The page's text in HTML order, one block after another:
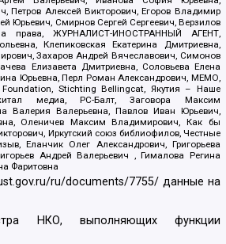
Петров Алексей Викторович, Егоров Владимир
Юрьевич, Смирнов Сергей Сергеевич, Верзилов
права, ЖУРНАЛИСТ-ИНОСТРАННЫЙ АГЕНТ,
Клепиковская Екатерина Дмитриевна,
Захаров Андрей Вячеславович, Симонов
Елизавета Дмитриевна, Соловьева Елена
Юрьевна, Перл Роман Александрович, МЕМО,
Foundation, Stichting Bellingcat, Якутия – Наше
медиа, РС-Балт, Заговора Максим
Валерия Валерьевна, Павлов Иван Юрьевич,
Оленичев Максим Владимирович, Как бы
Иркутский союз библиофилов, Честные
Еланчик Олег Александрович, Григорьева
Андрей Валерьевич , Гималова Регина
Фаритовна
ru/documents/7755/ данные на
НКО, выполняющих функции